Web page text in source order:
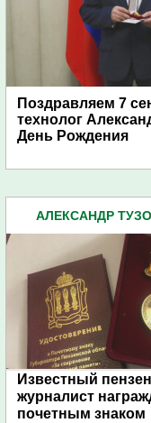
Поздравляем 7
технолог
День Рождения
АЛЕКСАНДР
Известный
журналист
почетным знаком